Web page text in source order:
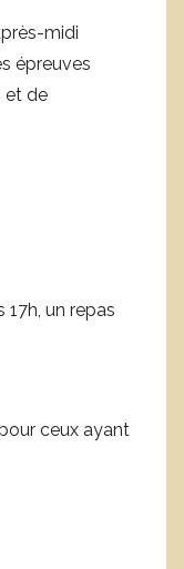
midi
épreuves
et de
17h, un repas
ceux ayant